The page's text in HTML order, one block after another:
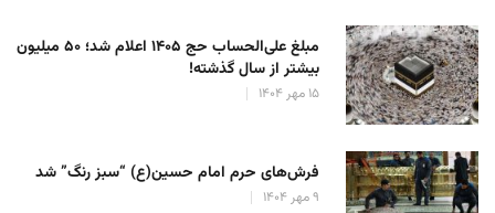
مبلغ علی‌الحساب حج ۱۴۰۵ اعلام شد؛ ۵۰ میلیون
بیشتر از سال گذشته!
۱۵ مهر ۱۴۰۴
فرش‌های حرم امام حسین(ع) “سبز رنگ” شد
۹ مهر ۱۴۰۴